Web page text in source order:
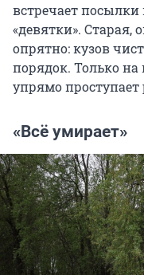
встречает
«девятки». Старая,
опрятно: кузов
порядок. Только
упрямо
«Всё умирает»